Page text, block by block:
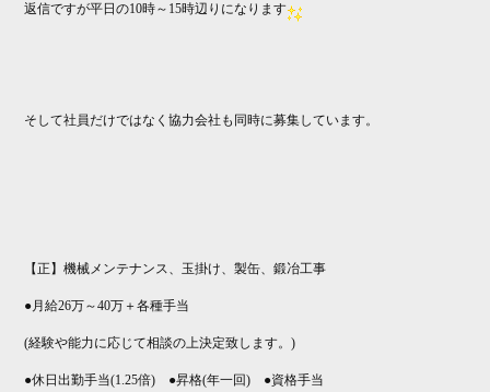
返信ですが平日の10時～15時辺りになります
そして社員だけではなく協力会社も同時に募集しています。
【正】機械メンテナンス、玉掛け、製缶、鍛冶工事
●月給26万～40万＋各種手当
(経験や能力に応じて相談の上決定致します。)
●休日出勤手当(1.25倍) ●昇格(年一回) ●資格手当